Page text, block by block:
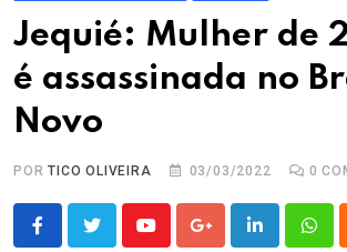
Jequié: Mulher de
é assassinada no
Novo
PORTICO OLIVEIRA 03/03/2022 0
YoutubeGoogle+LinkedIn